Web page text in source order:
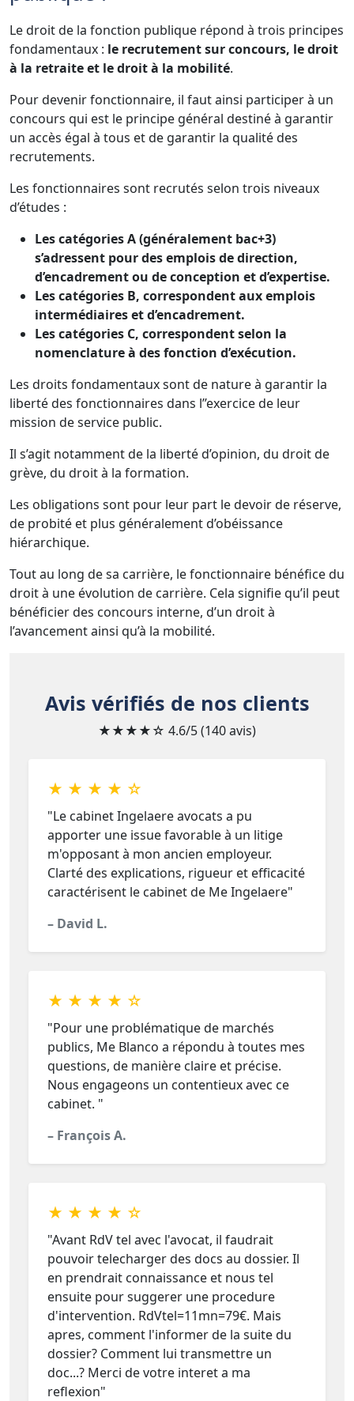
Le droit de la fonction publique répond à trois principes
fondamentaux : le recrutement sur concours, le droit
à la retraite et le droit à la mobilité.
Pour devenir fonctionnaire, il faut ainsi participer à un
concours qui est le principe général destiné à garantir
un accès égal à tous et de garantir la qualité des
recrutements.
Les fonctionnaires sont recrutés selon trois niveaux
d’études :
Les catégories A (généralement bac+3)
s’adressent pour des emplois de direction,
d’encadrement ou de conception et d’expertise.
Les catégories B, correspondent aux emplois
intermédiaires et d’encadrement.
Les catégories C, correspondent selon la
nomenclature à des fonction d’exécution.
Les droits fondamentaux sont de nature à garantir la
liberté des fonctionnaires dans l’’exercice de leur
mission de service public.
Il s’agit notamment de la liberté d’opinion, du droit de
grève, du droit à la formation.
Les obligations sont pour leur part le devoir de réserve,
de probité et plus généralement d’obéissance
hiérarchique.
Tout au long de sa carrière, le fonctionnaire bénéfice du
droit à une évolution de carrière. Cela signifie qu’il peut
bénéficier des concours interne, d’un droit à
l’avancement ainsi qu’à la mobilité.
Avis vérifiés de nos clients
★★★★☆ 4.6/5 (140 avis)
★ ★ ★ ★ ☆
"Le cabinet Ingelaere avocats a pu
apporter une issue favorable à un litige
m'opposant à mon ancien employeur.
Clarté des explications, rigueur et efficacité
caractérisent le cabinet de Me Ingelaere"
– David L.
★ ★ ★ ★ ☆
"Pour une problématique de marchés
publics, Me Blanco a répondu à toutes mes
questions, de manière claire et précise.
Nous engageons un contentieux avec ce
cabinet. "
– François A.
★ ★ ★ ★ ☆
"Avant RdV tel avec l'avocat, il faudrait
pouvoir telecharger des docs au dossier. Il
en prendrait connaissance et nous tel
ensuite pour suggerer une procedure
d'intervention. RdVtel=11mn=79€. Mais
apres, comment l'informer de la suite du
dossier? Comment lui transmettre un
doc...? Merci de votre interet a ma
reflexion"